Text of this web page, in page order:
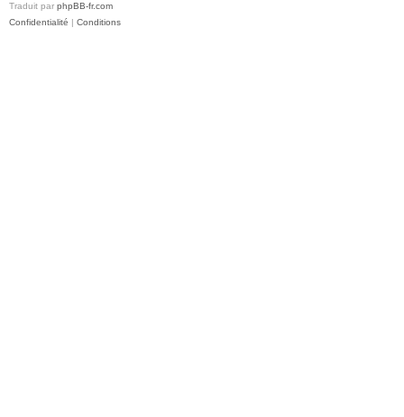
Traduit par phpBB-fr.com
Confidentialité | Conditions